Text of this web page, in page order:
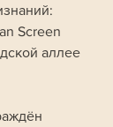
Screen
аллее